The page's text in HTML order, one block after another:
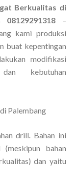
Berkualitas di
–
kami produksi
buat kepentingan
modifikasi
kebutuhan
drill. Bahan ini
bahan
dan yaitu